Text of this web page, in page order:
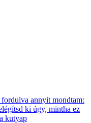
annyit mondtam:
ki úgy, mintha ez
kutyap